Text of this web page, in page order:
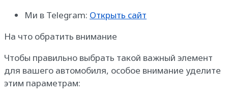
Ми в Telegram: Открыть сайт
На что обратить внимание
Чтобы правильно выбрать такой важный элемент
для вашего автомобиля, особое внимание уделите
этим параметрам: